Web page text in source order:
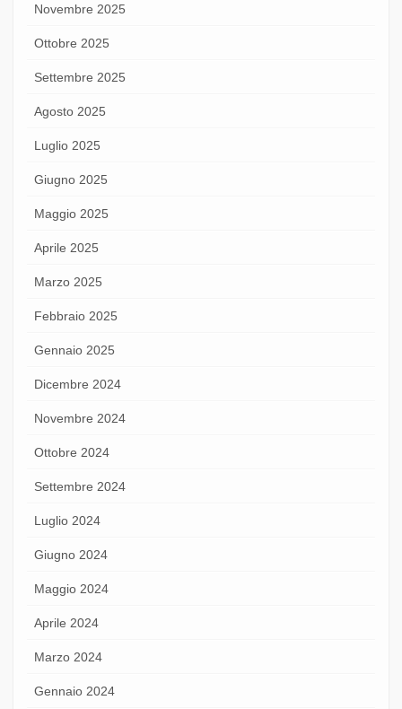
Novembre 2025
Ottobre 2025
Settembre 2025
Agosto 2025
Luglio 2025
Giugno 2025
Maggio 2025
Aprile 2025
Marzo 2025
Febbraio 2025
Gennaio 2025
Dicembre 2024
Novembre 2024
Ottobre 2024
Settembre 2024
Luglio 2024
Giugno 2024
Maggio 2024
Aprile 2024
Marzo 2024
Gennaio 2024